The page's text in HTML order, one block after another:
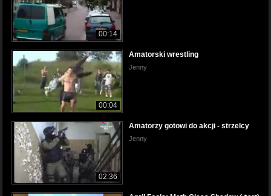
00:14
00:04
Amatorski wrestling
Jenny
02:36
Amatorzy gotowi do akcji - strzelcy
Jenny